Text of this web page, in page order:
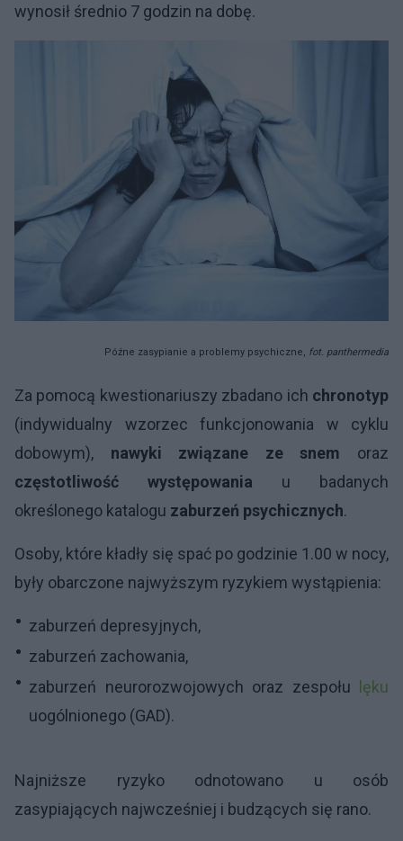
wynosił średnio 7 godzin na dobę.
Późne zasypianie a problemy psychiczne, fot. panthermedia
Za pomocą kwestionariuszy zbadano ich chronotyp
(indywidualny wzorzec funkcjonowania w cyklu
dobowym), nawyki związane ze snem oraz
częstotliwość występowania u badanych
określonego katalogu zaburzeń psychicznych.
Osoby, które kładły się spać po godzinie 1.00 w nocy,
były obarczone najwyższym ryzykiem wystąpienia:
zaburzeń depresyjnych,
zaburzeń zachowania,
zaburzeń neurorozwojowych oraz zespołu lęku
uogólnionego (GAD).
Najniższe ryzyko odnotowano u osób
zasypiających najwcześniej i budzących się rano.